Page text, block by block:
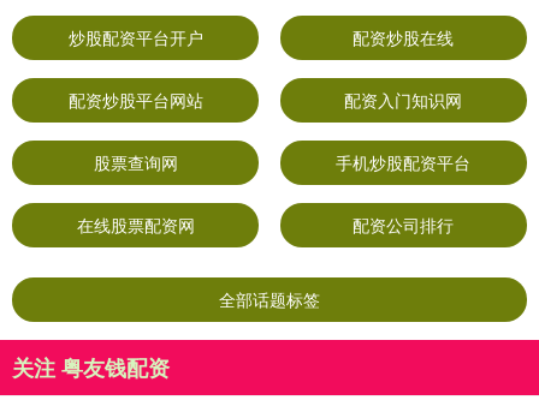
炒股配资平台开户 配资炒股在线
配资炒股平台网站 配资入门知识网
股票查询网 手机炒股配资平台
在线股票配资网 配资公司排行
全部话题标签
关注 粤友钱配资